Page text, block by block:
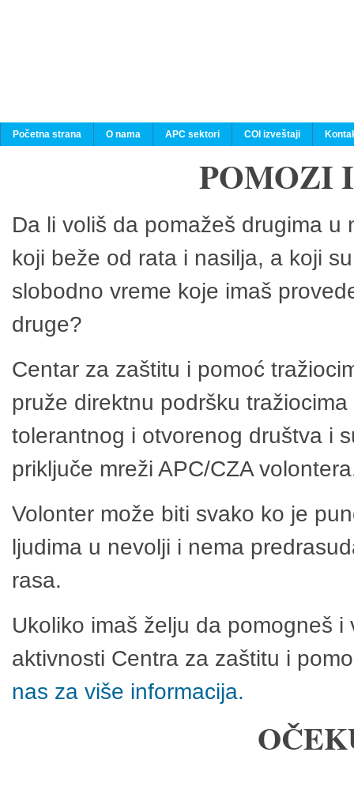
Početna strana O nama APC sektori COI izveštaji
POMOZI
Da li voliš da pomažeš drugima
koji beže od rata i nasilja, a koji
slobodno vreme koje imaš
druge?
Centar za zaštitu i pomoć
pruže direktnu podršku
tolerantnog i otvorenog društva i
priključe mreži APC/CZA
Volonter može biti svako ko je
ljudima u nevolji i nema
rasa.
Ukoliko imaš želju da pomogneš
aktivnosti Centra za zaštitu i
nas za više informacija.